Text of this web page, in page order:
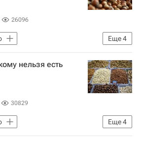
26096
Еще4
(Подмосковье)
Здоровье
нельзя есть
30829
Еще4
(Подмосковье)